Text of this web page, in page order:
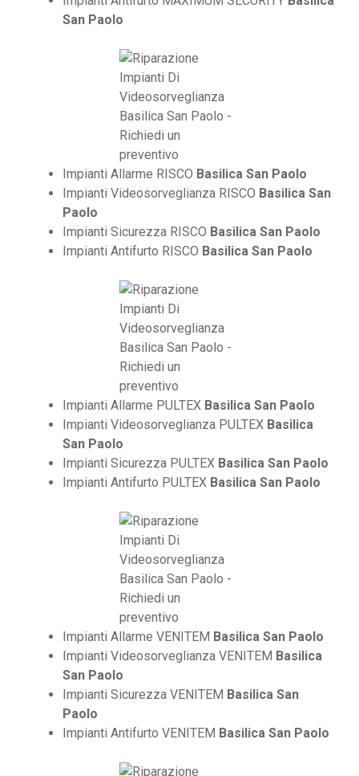
San Paolo
Impianti Allarme RISCO Basilica San Paolo
Impianti Videosorveglianza RISCO Basilica San
Paolo
Impianti Sicurezza RISCO Basilica San Paolo
Impianti Antifurto RISCO Basilica San Paolo
Impianti Allarme PULTEX Basilica San Paolo
Impianti Videosorveglianza PULTEX Basilica
San Paolo
Impianti Sicurezza PULTEX Basilica San Paolo
Impianti Antifurto PULTEX Basilica San Paolo
Impianti Allarme VENITEM Basilica San Paolo
Impianti Videosorveglianza VENITEM Basilica
San Paolo
Impianti Sicurezza VENITEM Basilica San
Paolo
Impianti Antifurto VENITEM Basilica San Paolo